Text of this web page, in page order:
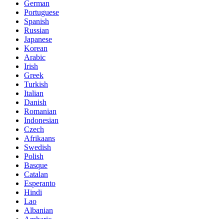
German
Portuguese
Spanish
Russian
Japanese
Korean
Arabic
Irish
Greek
Turkish
Italian
Danish
Romanian
Indonesian
Czech
Afrikaans
Swedish
Polish
Basque
Catalan
Esperanto
Hindi
Lao
Albanian